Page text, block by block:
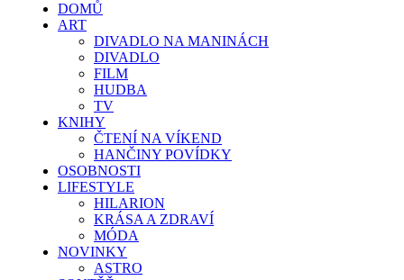
DOMŮ
ART
DIVADLO NA MANINÁCH
DIVADLO
FILM
HUDBA
TV
KNIHY
ČTENÍ NA VÍKEND
HANČINY POVÍDKY
OSOBNOSTI
LIFESTYLE
HILARION
KRÁSA A ZDRAVÍ
MÓDA
NOVINKY
ASTRO